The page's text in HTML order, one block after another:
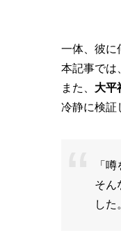
一体、彼に
本記事では
また、 大平
冷静に検証
「
そん
した